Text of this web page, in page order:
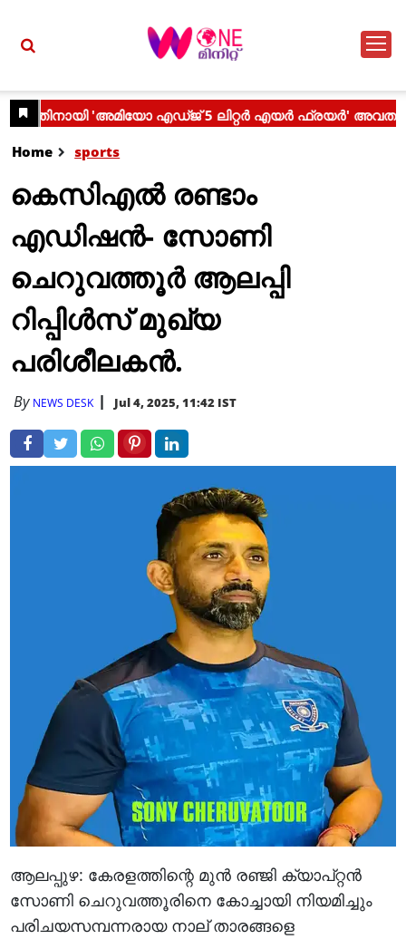
Home sports
കെസിഎല്‍ രണ്ടാം
എഡിഷന്‍- സോണി
ചെറുവത്തൂര്‍ ആലപ്പി
റിപ്പിള്‍സ് മുഖ്യ
പരിശീലകന്‍.
By NEWS DESK Jul 4, 2025, 11:42 IST
ആലപ്പുഴ: കേരളത്തിന്റെ മുന്‍ രഞ്ജി ക്യാപ്റ്റന്‍
സോണി ചെറുവത്തൂരിനെ കോച്ചായി നിയമിച്ചും
പരിചയസമ്പന്നരായ നാല് താരങ്ങളെ